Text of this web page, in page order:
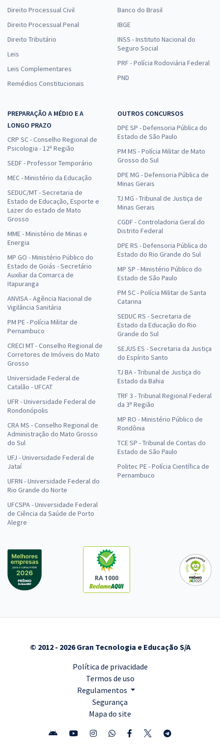
Direito Processual Civil
Direito Processual Penal
Direito Tributário
Leis
Leis Complementares
Remédios Constitucionais
Banco do Brasil
IBGE
INSS - Instituto Nacional do
Seguro Social
PRF - Polícia Rodoviária Federal
PND
PREPARAÇÃO A MÉDIO E A
LONGO PRAZO
CRP SC - Conselho Regional de
Psicologia - 12ª Região
SEDF - Professor Temporário
MEC - Ministério da Educação
SEDUC/MT - Secretaria de
Estado de Educação, Esporte e
Lazer do estado de Mato
Grosso
MME - Ministério de Minas e
Energia
MP GO - Ministério Público do
Estado de Goiás - Secretário
Auxiliar da Comarca de
Itapuranga
ANVISA - Agência Nacional de
Vigilância Sanitária
PM PE - Polícia Militar de
Pernambuco
CRECI MT - Conselho Regional de
Corretores de Imóveis do Mato
Grosso
Universidade Federal de
Catalão - UFCAT
UFR - Universidade Federal de
Rondonópolis
CRA MS - Conselho Regional de
Administração do Mato Grosso
do Sul
UFJ - Universidade Federal de
Jataí
UFRN - Universidade Federal do
Rio Grande do Norte
UFCSPA - Universidade Federal
de Ciência da Saúde de Porto
Alegre
OUTROS CONCURSOS
DPE SP - Defensoria Pública do
Estado de São Paulo
PM MS - Polícia Militar de Mato
Grosso do Sul
DPE MG - Defensoria Pública de
Minas Gerais
TJ MG - Tribunal de Justiça de
Minas Gerais
CGDF - Controladoria Geral do
Distrito Federal
DPE RS - Defensoria Pública do
Estado do Rio Grande do Sul
MP SP - Ministério Público do
Estado de São Paulo
PM SC - Polícia Militar de Santa
Catarina
SEDUC RS - Secretaria de
Estado da Educação do Rio
Grande do Sul
SEJUS ES - Secretaria da Justiça
do Espírito Santo
TJ BA - Tribunal de Justiça do
Estado da Bahia
TRF 3 - Tribunal Regional Federal
da 3ª Região
MP RO - Ministério Público de
Rondônia
TCE SP - Tribunal de Contas do
Estado de São Paulo
Politec PE - Polícia Científica de
Pernambuco
RA 1000
© 2012 - 2026 Gran Tecnologia e Educação S/A
Política de privacidade
Termos de uso
Regulamentos
Segurança
Mapa do site